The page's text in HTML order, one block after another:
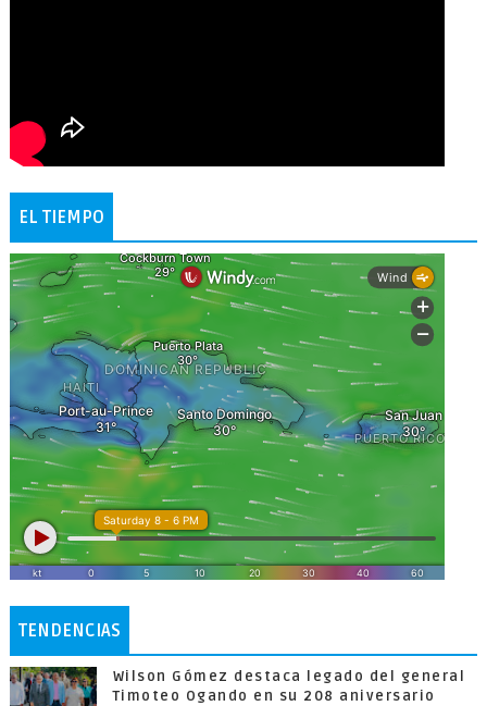
EL TIEMPO
TENDENCIAS
Wilson Gómez destaca legado del general
Timoteo Ogando en su 208 aniversario